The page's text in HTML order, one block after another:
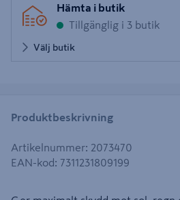
Hämta i butik
Tillgänglig i 3 butik
Välj butik
Produktbeskrivning
Artikelnummer: 2073470
EAN-kod: 7311231809199